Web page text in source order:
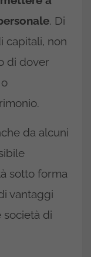
. Di
capitali, non
di dover
da alcuni
sotto forma
vantaggi
società di